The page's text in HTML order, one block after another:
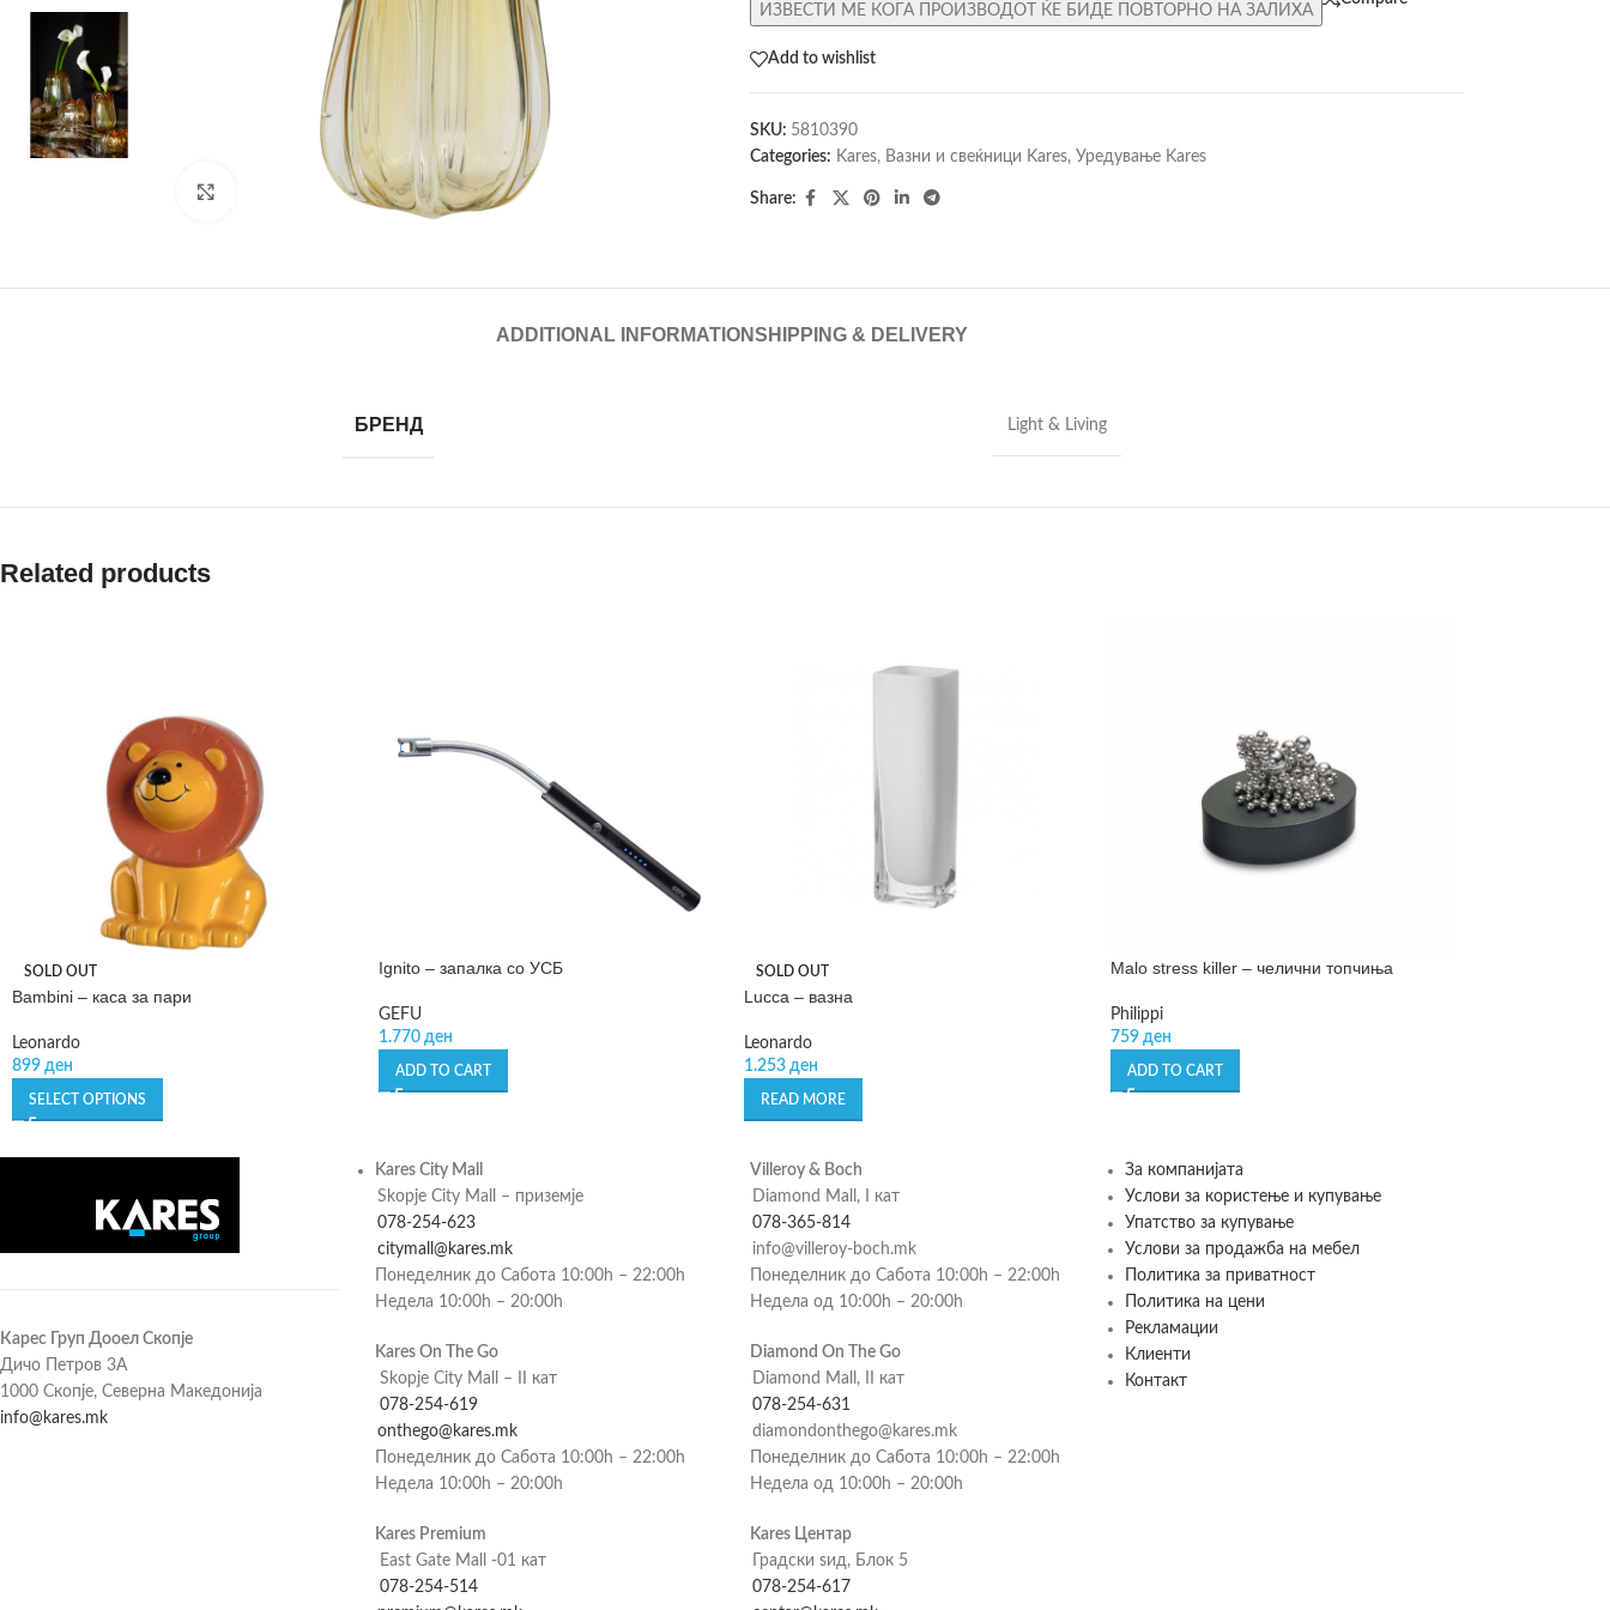
Click to enlarge
ИЗВЕСТИ МЕ КОГА ПРОИЗВОДОТ ЌЕ БИДЕ ПОВТОРНО НА ЗАЛИХА
Add to wishlist
SKU: 5810390
Categories: Kares, Вазни и свеќници Kares, Уредување Kares
Share:
ADDITIONAL INFORMATIONSHIPPING & DELIVERY
БРЕНД Light & Living
Related products
SOLD OUT
Bambini – каса за пари
Leonardo
899 ден
SELECT OPTIONS
Ignito – запалка со УСБ
GEFU
1.770 ден
ADD TO CART
SOLD OUT
Lucca – вазна
Leonardo
1.253 ден
READ MORE
Malo stress killer – челични топчиња
Philippi
759 ден
ADD TO CART
Карес Груп Дооел Скопје
Дичо Петров 3А
1000 Скопје, Северна Македонија
info@kares.mk
Kares City Mall
Skopje City Mall – приземје
078-254-623
citymall@kares.mk
Понеделник до Сабота 10:00h – 22:00h
Недела 10:00h – 20:00h
Kares On The Go
Skopje City Mall – II кат
078-254-619
onthego@kares.mk
Понеделник до Сабота 10:00h – 22:00h
Недела 10:00h – 20:00h
Kares Premium
East Gate Mall -01 кат
078-254-514
Villeroy & Boch
Diamond Mall, I кат
078-365-814
info@villeroy-boch.mk
Понеделник до Сабота 10:00h – 22:00h
Недела од 10:00h – 20:00h
Diamond On The Go
Diamond Mall, II кат
078-254-631
diamondonthego@kares.mk
Понеделник до Сабота 10:00h – 22:00h
Недела од 10:00h – 20:00h
Kares Центар
Градски ѕид, Блок 5
078-254-617
За компанијата
Услови за користење и купување
Упатство за купување
Услови за продажба на мебел
Политика за приватност
Политика на цени
Рекламации
Клиенти
Контакт